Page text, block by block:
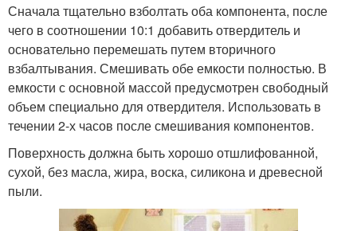
Сначала тщательно взболтать оба компонента, после
чего в соотношении 10:1 добавить отвердитель и
основательно перемешать путем вторичного
взбалтывания. Смешивать обе емкости полностью. В
емкости с основной массой предусмотрен свободный
объем специально для отвердителя. Использовать в
течении 2-х часов после смешивания компонентов.
Поверхность должна быть хорошо отшлифованной,
сухой, без масла, жира, воска, силикона и древесной
пыли.